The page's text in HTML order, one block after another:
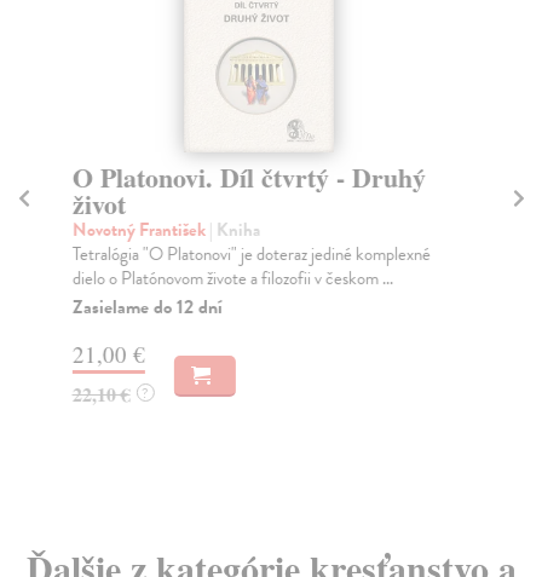
O Platonovi. Díl čtvrtý - Druhý
život
Novotný František| Kniha
Tetralógia "O Platonovi" je doteraz jediné komplexné
dielo o Platónovom živote a filozofii v českom ...
Zasielame do 12 dní
21,00 €
22,10 € ?